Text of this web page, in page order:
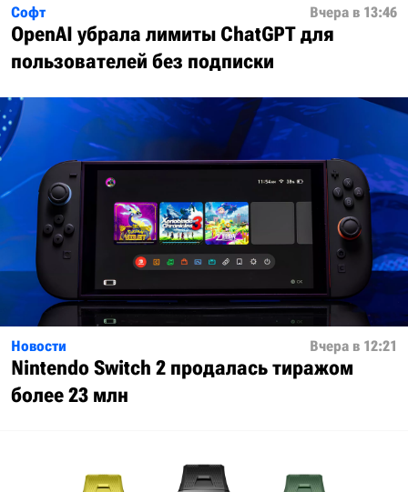
Софт Вчера в 13:46
OpenAI убрала лимиты ChatGPT для
пользователей без подписки
Новости Вчера в 12:21
Nintendo Switch 2 продалась тиражом
более 23 млн